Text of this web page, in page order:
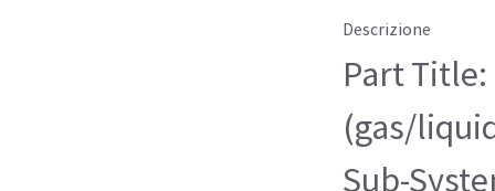
Descrizione
Part
(gas/
Sub-